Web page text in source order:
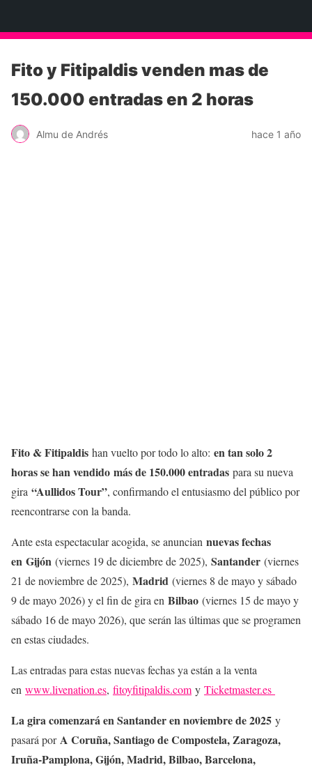
Fito y Fitipaldis venden mas de
150.000 entradas en 2 horas
Almu de Andrés hace 1 año
Fito & Fitipaldis han vuelto por todo lo alto: en tan solo 2
horas se han vendido más de 150.000 entradas para su nueva
gira “Aullidos Tour”, confirmando el entusiasmo del público por
reencontrarse con la banda.
Ante esta espectacular acogida, se anuncian nuevas fechas
en Gijón (viernes 19 de diciembre de 2025), Santander (viernes
21 de noviembre de 2025), Madrid (viernes 8 de mayo y sábado
9 de mayo 2026) y el fin de gira en Bilbao (viernes 15 de mayo y
sábado 16 de mayo 2026), que serán las últimas que se programen
en estas ciudades.
Las entradas para estas nuevas fechas ya están a la venta
en www.livenation.es, fitoyfitipaldis.com y Ticketmaster.es
La gira comenzará en Santander en noviembre de 2025 y
pasará porA Coruña, Santiago de Compostela, Zaragoza,
Iruña-Pamplona, Gijón, Madrid, Bilbao, Barcelona,